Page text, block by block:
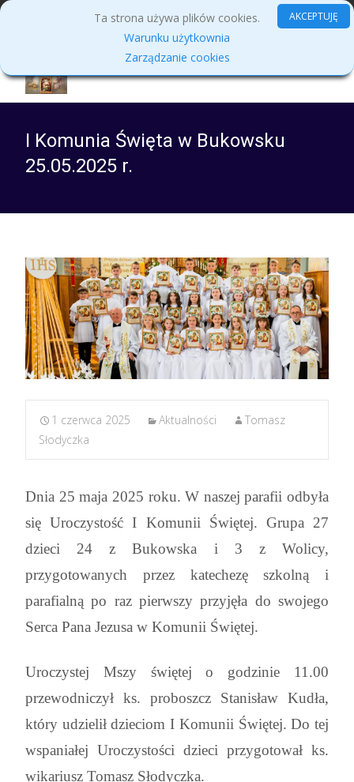
I Komunia Święta w Bukowsku
25.05.2025 r.
1 czerwca 2025 Aktualności
Tomasz
Słodyczka
Dnia 25 maja 2025 roku. W naszej parafii odbyła
się Uroczystość I Komunii Świętej. Grupa 27
dzieci 24 z Bukowska i 3 z Wolicy,
przygotowanych przez katechezę szkolną i
parafialną po raz pierwszy przyjęła do swojego
Serca Pana Jezusa w Komunii Świętej.
Uroczystej Mszy świętej o godzinie 11.00
przewodniczył ks. proboszcz Stanisław Kudła,
który udzielił dzieciom I Komunii Świętej. Do tej
wspaniałej Uroczystości dzieci przygotował ks.
wikariusz Tomasz Słodyczka.
Ta strona używa plików cookies.
Warunku użytkownia
Zarządzanie cookies
AKCEPTUJĘ